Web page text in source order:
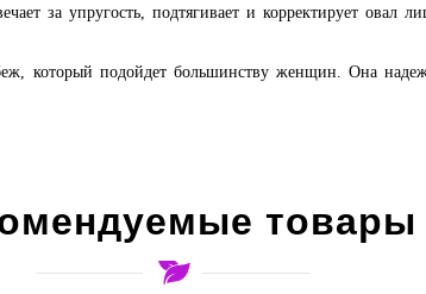
за упругость, подтягивает и корректирует овал
который подойдет большинству женщин. Она
товары